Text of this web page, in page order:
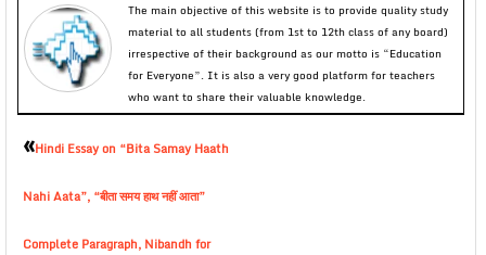
The main objective of this website is to provide quality study
material to all students (from 1st to 12th class of any board)
irrespective of their background as our motto is “Education
for Everyone”. It is also a very good platform for teachers
who want to share their valuable knowledge.
«Hindi Essay on “Bita Samay Haath
Nahi Aata”, “बीता समय हाथ नहीं आता”
Complete Paragraph, Nibandh for